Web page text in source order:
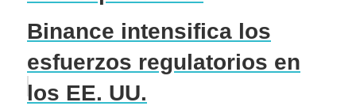
Binance intensifica los
esfuerzos regulatorios en
los EE. UU.